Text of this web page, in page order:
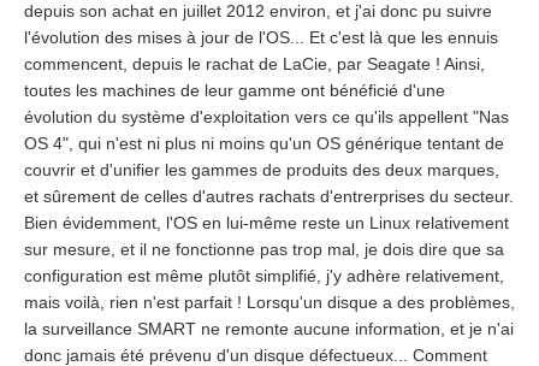
depuis son achat en juillet 2012 environ, et j'ai donc pu suivre
l'évolution des mises à jour de l'OS... Et c'est là que les ennuis
commencent, depuis le rachat de LaCie, par Seagate ! Ainsi,
toutes les machines de leur gamme ont bénéficié d'une
évolution du système d'exploitation vers ce qu'ils appellent "Nas
OS 4", qui n'est ni plus ni moins qu'un OS générique tentant de
couvrir et d'unifier les gammes de produits des deux marques,
et sûrement de celles d'autres rachats d'entrerprises du secteur.
Bien évidemment, l'OS en lui-même reste un Linux relativement
sur mesure, et il ne fonctionne pas trop mal, je dois dire que sa
configuration est même plutôt simplifié, j'y adhère relativement,
mais voilà, rien n'est parfait ! Lorsqu'un disque a des problèmes,
la surveillance SMART ne remonte aucune information, et je n'ai
donc jamais été prévenu d'un disque défectueux... Comment